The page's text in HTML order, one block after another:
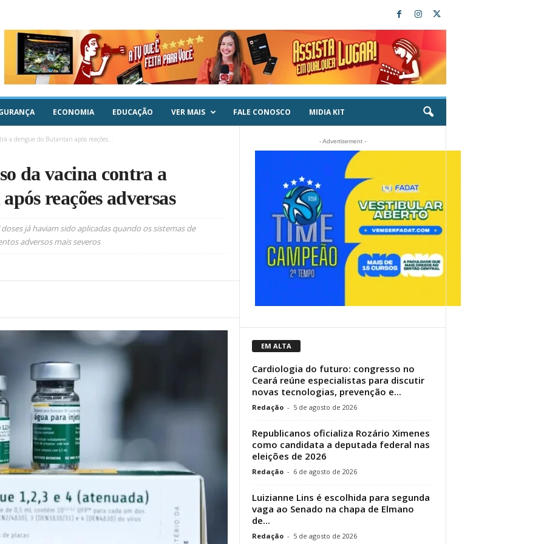
ECONOMIA EDUCAÇÃO VER MAIS FALE CONOSCO MIDIA KIT
a dengue do Butantan após reações...
da vacina contra a
reações adversas
já haviam sido aplicadas quando os sistemas de
adversos mais severos
- Advertisement -
EM ALTA
Cardiologia do futuro: congresso no
Ceará reúne especialistas para discutir
novas tecnologias, prevenção e...
Redação - 5 de agosto de 2026
Republicanos oficializa Rozário Ximenes
como candidata a deputada federal nas
eleições de 2026
Redação - 6 de agosto de 2026
Luizianne Lins é escolhida para segunda
vaga ao Senado na chapa de Elmano
de...
Redação - 5 de agosto de 2026